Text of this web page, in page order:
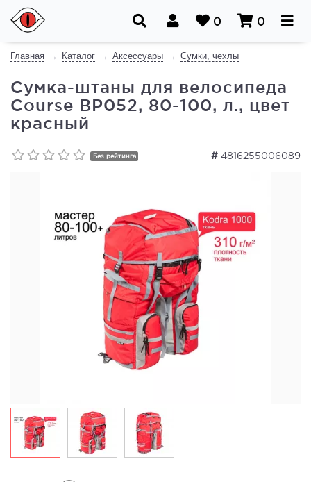
0 0
Главная Каталог Аксессуары Сумки, чехлы
Сумка-штаны для велосипеда
Course ВР052, 80-100, л., цвет
красный
# 4816255006089
Без рейтинга